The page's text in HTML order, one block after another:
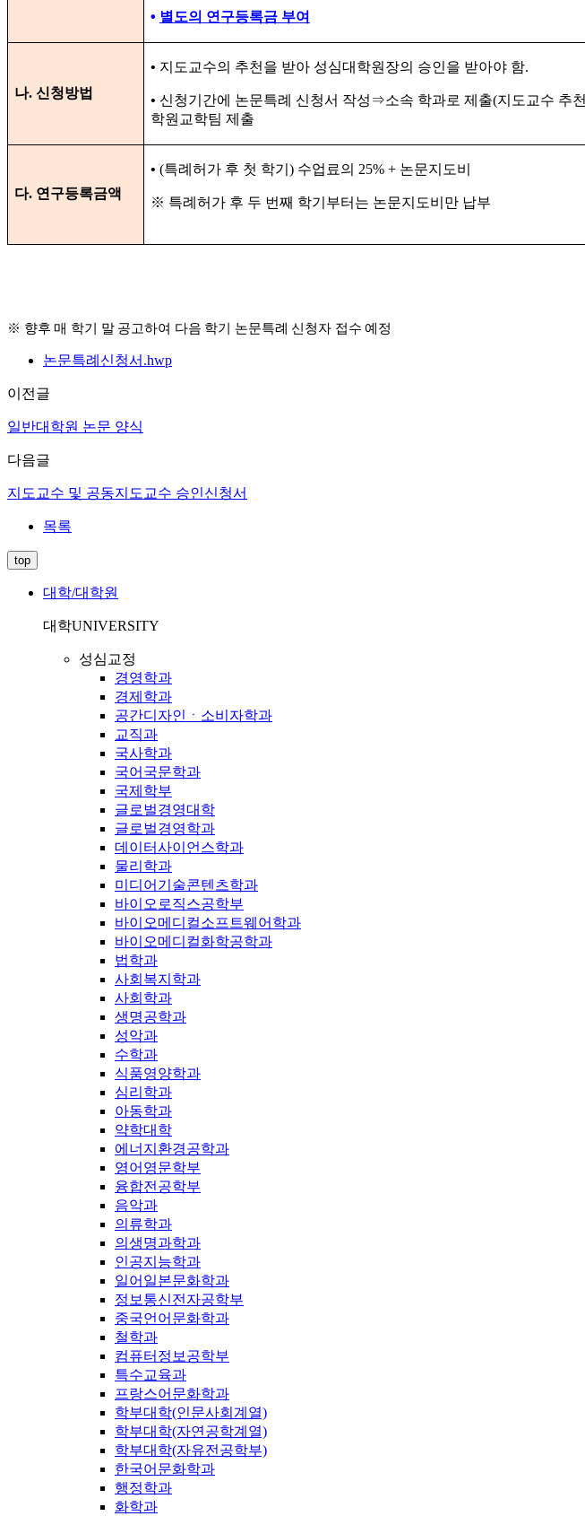
• 별도의 연구등록금 부여
나. 신청방법
• 지도교수의 추천을 받아 성심대학원장의 승인을 받아야 함.
• 신청기간에 논문특례 신청서 작성 ⇒소속 학과로 제출(지도교수 추천
학원교학팀 제출
다. 연구등록금액
• (특례허가 후 첫 학기 ) 수업료의 25% + 논문지도비
※ 특례허가 후 두 번째 학기부터는 논문지도비만 납부
※ 향후 매 학기 말 공고하여 다음 학기 논문특례 신청자 접수 예정
논문특례신청서.hwp
이전글
일반대학원 논문 양식
다음글
지도교수 및 공동지도교수 승인신청서
목록
top
대학/대학원
대학UNIVERSITY
성심교정
경영학과
경제학과
공간디자인ㆍ소비자학과
교직과
국사학과
국어국문학과
국제학부
글로벌경영대학
글로벌경영학과
데이터사이언스학과
물리학과
미디어기술콘텐츠학과
바이오로직스공학부
바이오메디컬소프트웨어학과
바이오메디컬화학공학과
법학과
사회복지학과
사회학과
생명공학과
성악과
수학과
식품영양학과
심리학과
아동학과
약학대학
에너지환경공학과
영어영문학부
융합전공학부
음악과
의류학과
의생명과학과
인공지능학과
일어일본문화학과
정보통신전자공학부
중국언어문화학과
철학과
컴퓨터정보공학부
특수교육과
프랑스어문화학과
학부대학(인문사회계열)
학부대학(자연공학계열)
학부대학(자유전공학부)
한국어문화학과
행정학과
화학과